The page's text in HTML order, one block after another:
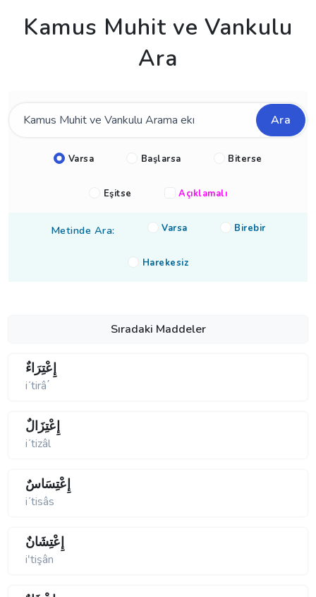
Kamus Muhit ve Vankulu
Ara
Ara
Varsa Başlarsa Biterse
Eşitse Açıklamalı
Metinde Ara: Varsa Birebir
Harekesiz
Sıradaki Maddeler
إِعْتِرَاءٌ
iʹtirâ΄
إِعْتِزَالٌ
iʹtizâl
إِعْتِسَاسٌ
iʹtisâs
إِعْتِشَانٌ
iʹtişân